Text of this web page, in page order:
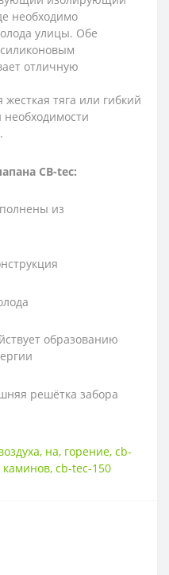
необходимо
улицы. Обе
отличную
тяга или гибкий
необходимости
CB-tec:
из
образованию
решётка забора
, на, горение, cb-
каминов, cb-tec-150